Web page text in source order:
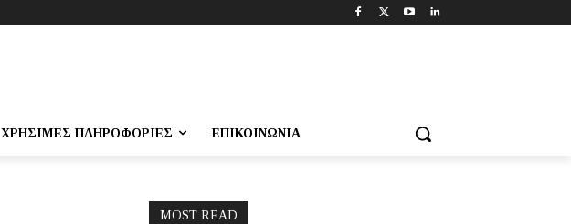
ΧΡΉΣΙΜΕΣ ΠΛΗΡΟΦΟΡΊΕΣ ΕΠΙΚΟΙΝΩΝΊΑ
MOST READ